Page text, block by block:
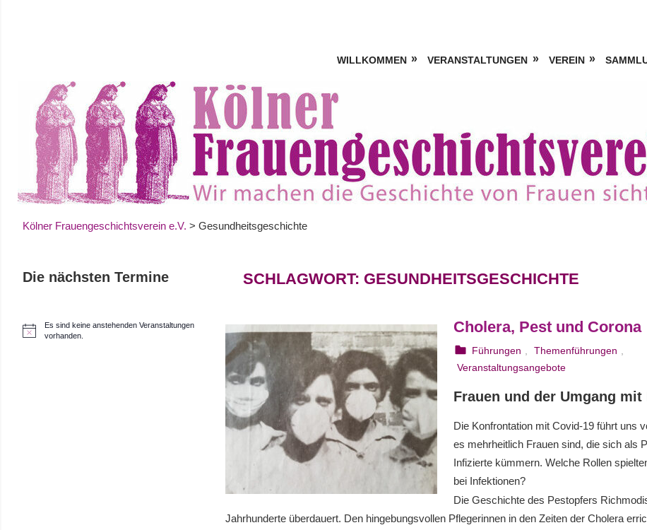
WILLKOMMEN VERANSTALTUNGEN VEREIN
Kölner Frauengeschichtsverein e.V. > Gesundheitsgeschichte
SCHLAGWORT: GESUNDHEITSGESCHICHTE
Cholera, Pest und Corona
25. August 2023
webmam
Führungen Themenführungen
Veranstaltungsangebote
Frauen und der Umgang mit
Die Konfrontation mit Covid-19 führt uns
es mehrheitlich Frauen sind, die sich als
Infizierte kümmern. Welche Rollen
bei Infektionen?
Die Geschichte des Pestopfers
Jahrhunderte überdauert. Den hingebungsvollen Pflegerinnen in den Zeiten der Cholera
Die nächsten Termine
H
Es sind keine anstehenden Veranstaltungen
vorhanden.